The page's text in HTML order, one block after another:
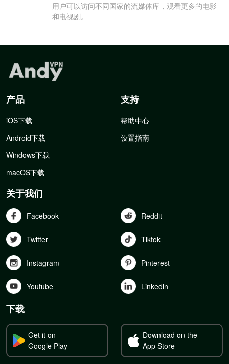
用户可以访问不同国家的流媒体库，观看更多的电影
和电视剧。
产品
iOS下载
Android下载
Windows下载
macOS下载
支持
帮助中心
设置指南
关于我们
Facebook Reddit
Twitter Tiktok
Instagram Pinterest
Youtube Linkedln
下载
Get it on
Google Play
Download on the
App Store